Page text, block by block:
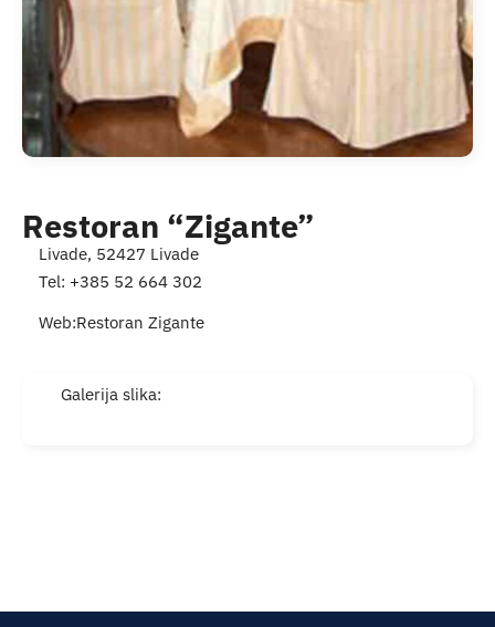
Turistička ponuda
Događaji
Restoran “Zigante”
Livade, 52427 Livade
Tel: +385 52 664 302
Web:Restoran Zigante
Galerija slika: